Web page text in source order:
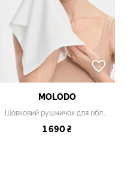
MOLODO
Шовковий рушничок для обличчя білий
1 690 ₴